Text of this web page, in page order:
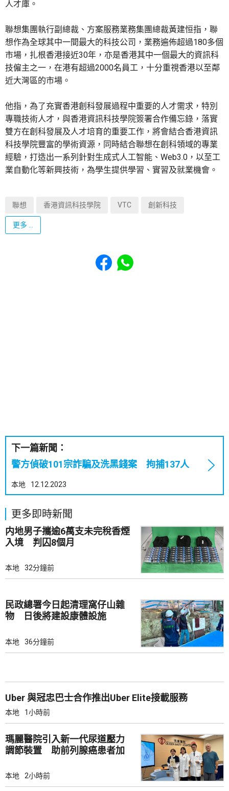
人才庫。
聯想集團執行副總裁、方案服務業務集團總裁黃建恒指，聯
想作為全球其中一間最大的科技公司，業務遍佈超過180多個
市場，扎根香港接近30年，亦是香港其中一個最大的資訊科
技僱主之一，在港有超過2000名員工，十分重視香港以至鄰
近大灣區的市場。
他指，為了充實香港創科發展過程中重要的人才需求，特別
專職技術人才，與香港資訊科技學院簽署合作備忘錄，落實
雙方在創科發展及人才培育的重要工作，將會結合香港資訊
科技學院豐富的學術資源，同時結合聯想在創科領域的專業
經驗，打造出一系列針對生成式人工智能、Web3.0，以至工
業自動化等新興技術，為學生提供學習、實習及就業機會。
聯想 香港資訊科技學院 VTC 創新科技
更多 ...
Share to Facebook
Share to WhatsApp
下一篇新聞：
警方偵破101宗詐騙及洗黑錢案 拘捕137人
本地 12.12.2023
更多即時新聞
内地男子攜逾6萬支未完稅香煙
入境 判囚8個月
本地 32分鐘前
民政總署今日起清理窩仔山雜
物 日後將建設康體設施
本地 36分鐘前
Uber 與冠忠巴士合作推出Uber Elite接載服務
本地 1小時前
瑪麗醫院引入新一代尿道壓力
調節裝置 助前列腺癌患者加
本地 2小時前